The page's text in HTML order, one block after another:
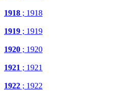
1918 ; 1918
1919 ; 1919
1920 ; 1920
1921 ; 1921
1922 ; 1922